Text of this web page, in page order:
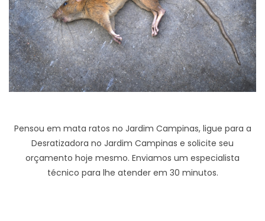
Pensou em mata ratos no Jardim Campinas, ligue para a
Desratizadora no Jardim Campinas e solicite seu
orçamento hoje mesmo. Enviamos um especialista
técnico para lhe atender em 30 minutos.